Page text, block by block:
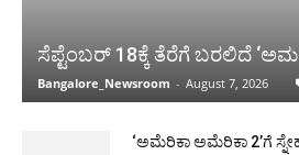
ಸೆಪ್ಟೆಂಬರ್ 18ಕ್ಕೆ ತೆರೆಗೆ ಬರಲಿದೆ
Bangalore_Newsroom - August 7, 2026
‘ಅಮೆರಿಕಾ ಅಮೆರಿಕಾ 2’ಗೆ